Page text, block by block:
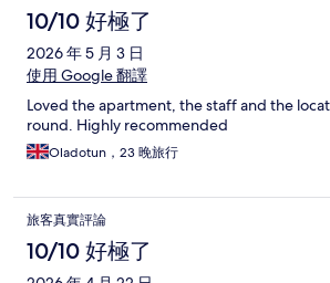
10/10 好極了
2026 年 5 月 3 日
使用 Google 翻譯
Loved the apartment, the staff and the
round. Highly recommended
Oladotun，23 晚旅行
旅客真實評論
10/10 好極了